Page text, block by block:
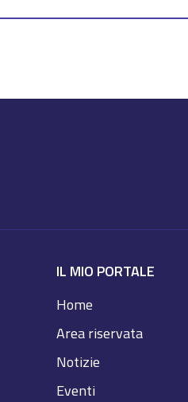
IL MIO PORTALE
Home
Area riservata
Notizie
Eventi